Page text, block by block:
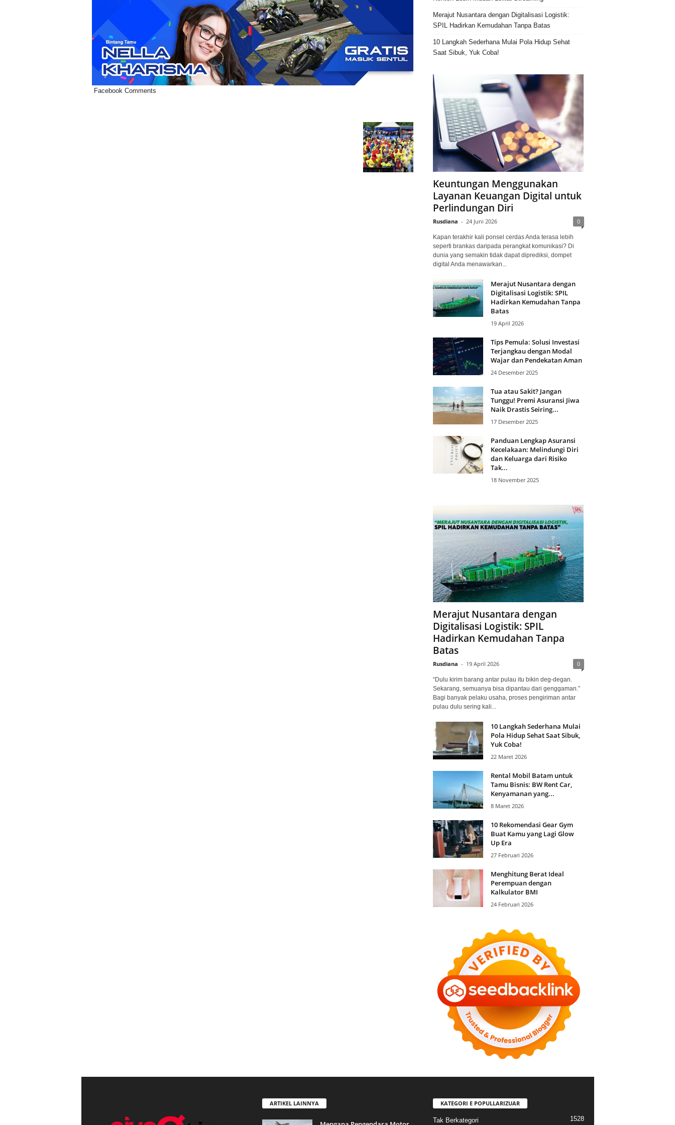
Facebook Comments
Merajut Nusantara dengan Digitalisasi Logistik:
SPIL Hadirkan Kemudahan Tanpa Batas
10 Langkah Sederhana Mulai Pola Hidup Sehat
Saat Sibuk, Yuk Coba!
Keuntungan Menggunakan
Layanan Keuangan Digital untuk
Perlindungan Diri
Rusdiana - 24 Juni 2026 0
Kapan terakhir kali ponsel cerdas Anda terasa lebih
seperti brankas daripada perangkat komunikasi? Di
dunia yang semakin tidak dapat diprediksi, dompet
digital Anda menawarkan...
Merajut Nusantara dengan
Digitalisasi Logistik: SPIL
Hadirkan Kemudahan Tanpa
Batas
19 April 2026
Tips Pemula: Solusi Investasi
Terjangkau dengan Modal
Wajar dan Pendekatan Aman
24 Desember 2025
Tua atau Sakit? Jangan
Tunggu! Premi Asuransi Jiwa
Naik Drastis Seiring...
17 Desember 2025
Panduan Lengkap Asuransi
Kecelakaan: Melindungi Diri
dan Keluarga dari Risiko
Tak...
18 November 2025
Merajut Nusantara dengan
Digitalisasi Logistik: SPIL
Hadirkan Kemudahan Tanpa
Batas
Rusdiana - 19 April 2026 0
“Dulu kirim barang antar pulau itu bikin deg-degan.
Sekarang, semuanya bisa dipantau dari genggaman.”
Bagi banyak pelaku usaha, proses pengiriman antar
pulau dulu sering kali...
10 Langkah Sederhana Mulai
Pola Hidup Sehat Saat Sibuk,
Yuk Coba!
22 Maret 2026
Rental Mobil Batam untuk
Tamu Bisnis: BW Rent Car,
Kenyamanan yang...
8 Maret 2026
10 Rekomendasi Gear Gym
Buat Kamu yang Lagi Glow
Up Era
27 Februari 2026
Menghitung Berat Ideal
Perempuan dengan
Kalkulator BMI
24 Februari 2026
ARTIKEL LAINNYA KATEGORI E POPULLARIZUAR
Tak Berkategori 1528